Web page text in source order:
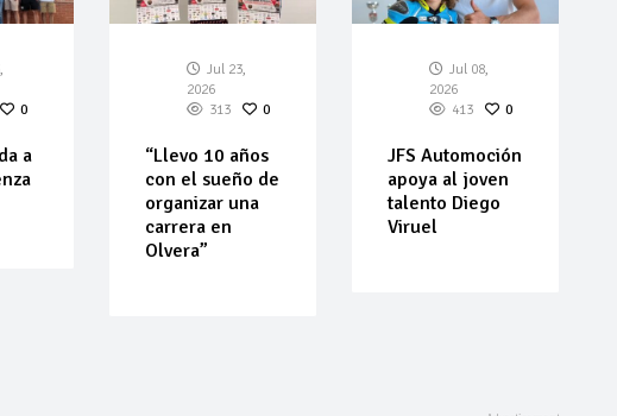
0
a
Jul 23,
2026
313
0
“Llevo 10 años
con el sueño de
organizar una
carrera en
Olvera”
Jul 08,
2026
413
0
JFS Automoción
apoya al joven
talento Diego
Viruel